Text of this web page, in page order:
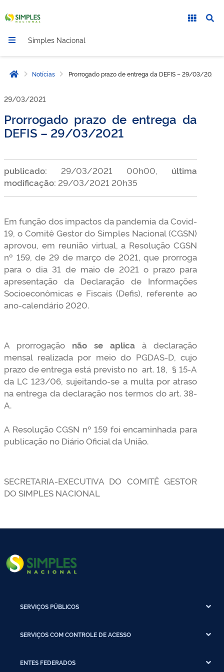
Simples Nacional
Página inicial
Notícias Prorrogado prazo de entrega da DEFIS – 29/03/2021
29/03/2021
Prorrogado prazo de entrega da
DEFIS – 29/03/2021
publicado: 29/03/2021 00h00, última
modificação: 29/03/2021 20h35
Em função dos impactos da pandemia da Covid-
19, o Comitê Gestor do Simples Nacional (CGSN)
aprovou, em reunião virtual, a Resolução CGSN
nº 159, de 29 de março de 2021, que prorroga
para o dia 31 de maio de 2021 o prazo para
apresentação da Declaração de Informações
Socioeconômicas e Fiscais (Defis), referente ao
ano-calendário 2020.
A prorrogação não se aplica à declaração
mensal realizada por meio do PGDAS-D, cujo
prazo de entrega está previsto no art. 18, § 15-A
da LC 123/06, sujeitando-se a multa por atraso
na entrega da declaração nos termos do art. 38-
A.
A Resolução CGSN nº 159 foi encaminhada para
publicação no Diário Oficial da União.
SECRETARIA-EXECUTIVA DO COMITÊ GESTOR
DO SIMPLES NACIONAL
SERVIÇOS PÚBLICOS
SERVIÇOS COM CONTROLE DE ACESSO
ENTES FEDERADOS